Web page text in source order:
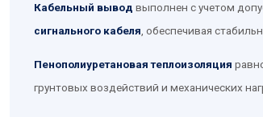
Кабельный вывод выполнен с учетом
сигнального кабеля , обеспечивая
Пенополиуретановая теплоизоляция
грунтовых воздействий и механических